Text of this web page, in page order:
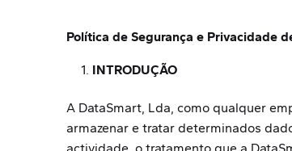
Política de Segurança e Privacidade
INTRODUÇÃO
A DataSmart, Lda, como qualquer
armazenar e tratar determinados
actividade, o tratamento que a